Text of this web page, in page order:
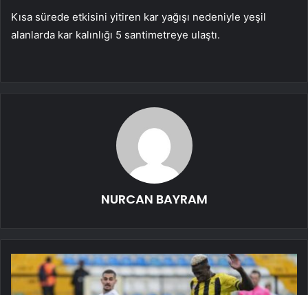
Kısa sürede etkisini yitiren kar yağışı nedeniyle yeşil
alanlarda kar kalınlığı 5 santimetreye ulaştı.
NURCAN BAYRAM